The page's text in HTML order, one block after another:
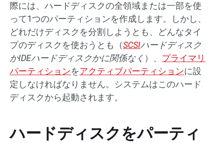
際には、ハードディスクの全領域または一部を使
って1つのパーティションを作成します。しかし、
どれだけディスクを分割しようとも、どんなタイ
プのディスクを使おうとも（SCSIハードディスク
かIDEハードディスクかに関係なく ）、 プライマリ
パーティションをアクティブパーティションに設
定しなければなりません。システムはこのハード
ディスクから起動されます。
ハードディスクをパーティ